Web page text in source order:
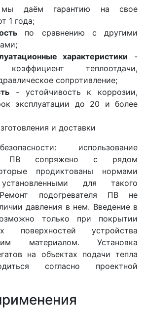
даём гарантию на свое
1 года;
по сравнению с другими
характеристики -
теплоотдачи,
сопротивление;
- устойчивость к коррозии,
эксплуатации до 20 и более
и доставки
использование
ПВ сопряжено с рядом
продиктованы нормами
установленными для такого
подогревателя ПВ не
давления в нем. Введение в
только при покрытии
поверхностей устройства
материалом. Установка
на объектах подачи тепла
согласно проектной